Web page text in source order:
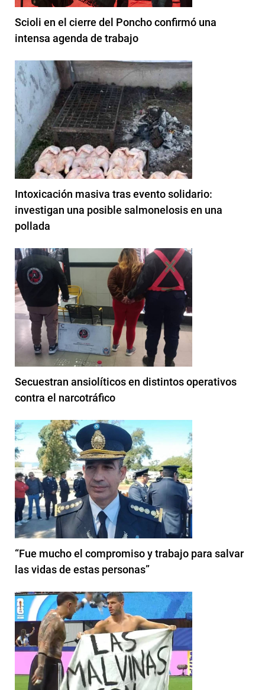
Scioli en el cierre del Poncho confirmó una
intensa agenda de trabajo
Intoxicación masiva tras evento solidario:
investigan una posible salmonelosis en una
pollada
Secuestran ansiolíticos en distintos operativos
contra el narcotráfico
“Fue mucho el compromiso y trabajo para salvar
las vidas de estas personas”